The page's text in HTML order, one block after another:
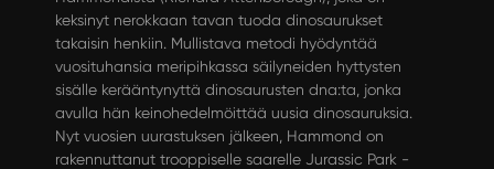
keksinyt nerokkaan tavan tuoda dinosaurukset
takaisin henkiin. Mullistava metodi hyödyntää
vuosituhansia meripihkassa säilyneiden hyttysten
sisälle kerääntynyttä dinosaurusten dna:ta, jonka
avulla hän keinohedelmöittää uusia dinosauruksia.
Nyt vuosien uurastuksen jälkeen, Hammond on
rakennuttanut trooppiselle saarelle Jurassic Park -